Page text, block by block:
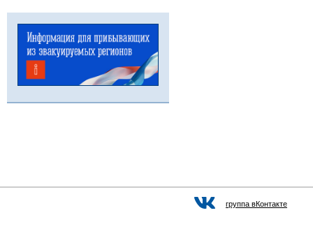
группа вКонтакте